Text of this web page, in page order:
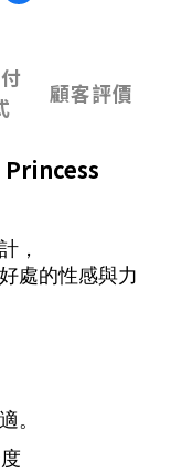
顧客評價
，
處的性感與力
。